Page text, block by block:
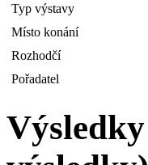
Typ výstavy
Místo konání
Rozhodčí
Pořadatel